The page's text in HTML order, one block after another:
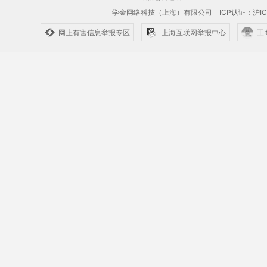
学金网络科技（上海）有限公司 ICP认证：沪
网上有害信息举报专区 上海互联网举报中心 工